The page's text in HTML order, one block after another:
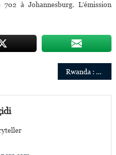
à Johannesburg. L’émission
Rwanda : John Rwangombwa prolongé Gouverneur de la Banque centrale